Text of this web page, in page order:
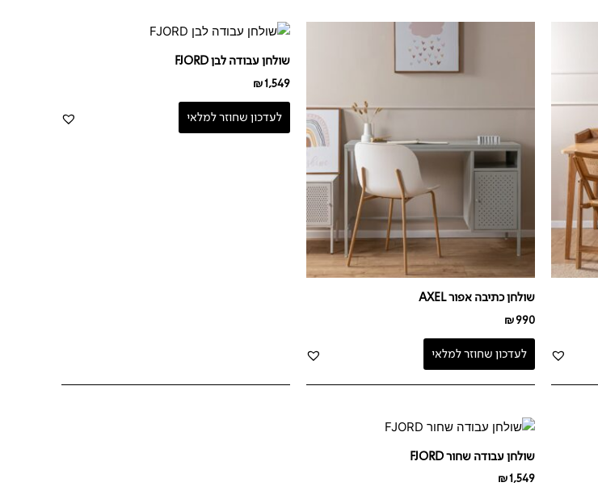
שולחן כתיבה אפור AXEL
₪990
לעדכון שחוזר למלאי
שולחן עבודה לבן FJORD
₪1,549
לעדכון שחוזר למלאי
שולחן עבודה שחור FJORD
₪1,549